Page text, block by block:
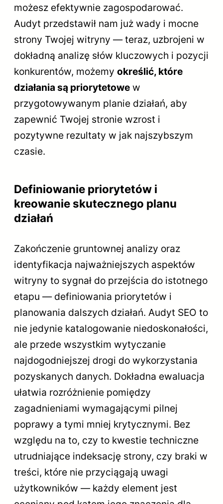
możesz efektywnie zagospodarować.
Audyt przedstawił nam już wady i mocne
strony Twojej witryny — teraz, uzbrojeni w
dokładną analizę słów kluczowych i pozycji
konkurentów, możemy określić, które
działania są priorytetowe w
przygotowywanym planie działań, aby
zapewnić Twojej stronie wzrost i
pozytywne rezultaty w jak najszybszym
czasie.
Definiowanie priorytetów i
kreowanie skutecznego planu
działań
Zakończenie gruntownej analizy oraz
identyfikacja najważniejszych aspektów
witryny to sygnał do przejścia do istotnego
etapu — definiowania priorytetów i
planowania dalszych działań. Audyt SEO to
nie jedynie katalogowanie niedoskonałości,
ale przede wszystkim wytyczanie
najdogodniejszej drogi do wykorzystania
pozyskanych danych. Dokładna ewaluacja
ułatwia rozróżnienie pomiędzy
zagadnieniami wymagającymi pilnej
poprawy a tymi mniej krytycznymi. Bez
względu na to, czy to kwestie techniczne
utrudniające indeksację strony, czy braki w
treści, które nie przyciągają uwagi
użytkowników — każdy element jest